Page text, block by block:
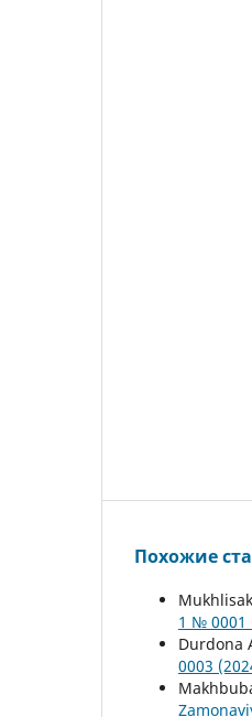
Похожие
1 № 0001
Durdona
0003